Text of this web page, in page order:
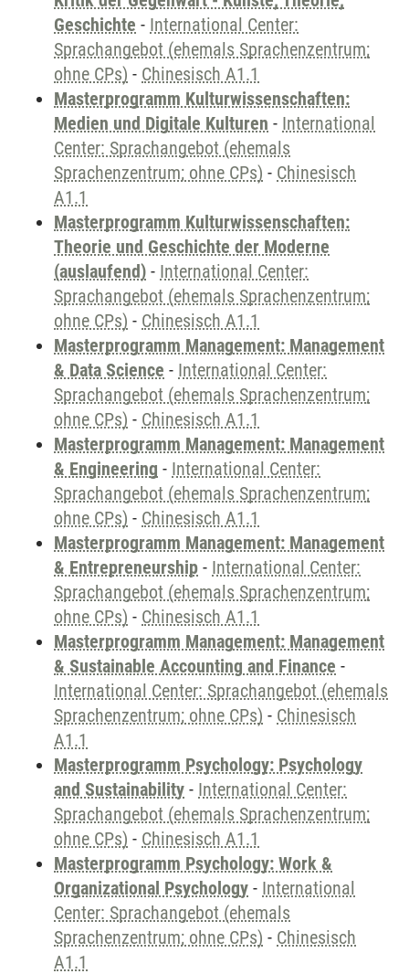
Geschichte - International Center:
Sprachangebot (ehemals Sprachenzentrum;
ohne CPs) - Chinesisch A1.1
Masterprogramm Kulturwissenschaften:
Medien und Digitale Kulturen - International
Center: Sprachangebot (ehemals
Sprachenzentrum; ohne CPs) - Chinesisch
A1.1
Masterprogramm Kulturwissenschaften:
Theorie und Geschichte der Moderne
(auslaufend) - International Center:
Sprachangebot (ehemals Sprachenzentrum;
ohne CPs) - Chinesisch A1.1
Masterprogramm Management: Management
& Data Science - International Center:
Sprachangebot (ehemals Sprachenzentrum;
ohne CPs) - Chinesisch A1.1
Masterprogramm Management: Management
& Engineering - International Center:
Sprachangebot (ehemals Sprachenzentrum;
ohne CPs) - Chinesisch A1.1
Masterprogramm Management: Management
& Entrepreneurship - International Center:
Sprachangebot (ehemals Sprachenzentrum;
ohne CPs) - Chinesisch A1.1
Masterprogramm Management: Management
& Sustainable Accounting and Finance -
International Center: Sprachangebot (ehemals
Sprachenzentrum; ohne CPs) - Chinesisch
A1.1
Masterprogramm Psychology: Psychology
and Sustainability - International Center:
Sprachangebot (ehemals Sprachenzentrum;
ohne CPs) - Chinesisch A1.1
Masterprogramm Psychology: Work &
Organizational Psychology - International
Center: Sprachangebot (ehemals
Sprachenzentrum; ohne CPs) - Chinesisch
A1.1